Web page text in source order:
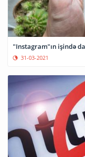
"Instagram"ın işində
31-03-2021